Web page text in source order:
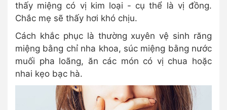
thấy miệng có vị kim loại - cụ thể là vị đồng.
Chắc mẹ sẽ thấy hơi khó chịu.
Cách khắc phục là thường xuyên vệ sinh răng
miệng bằng chỉ nha khoa, súc miệng bằng nước
muối pha loãng, ăn các món có vị chua hoặc
nhai kẹo bạc hà.